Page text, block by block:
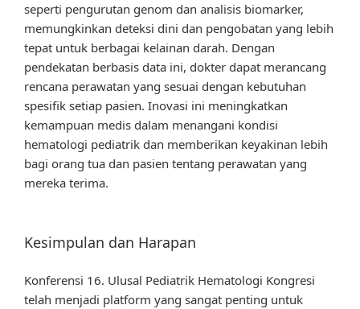
seperti pengurutan genom dan analisis biomarker,
memungkinkan deteksi dini dan pengobatan yang lebih
tepat untuk berbagai kelainan darah. Dengan
pendekatan berbasis data ini, dokter dapat merancang
rencana perawatan yang sesuai dengan kebutuhan
spesifik setiap pasien. Inovasi ini meningkatkan
kemampuan medis dalam menangani kondisi
hematologi pediatrik dan memberikan keyakinan lebih
bagi orang tua dan pasien tentang perawatan yang
mereka terima.
Kesimpulan dan Harapan
Konferensi 16. Ulusal Pediatrik Hematologi Kongresi
telah menjadi platform yang sangat penting untuk